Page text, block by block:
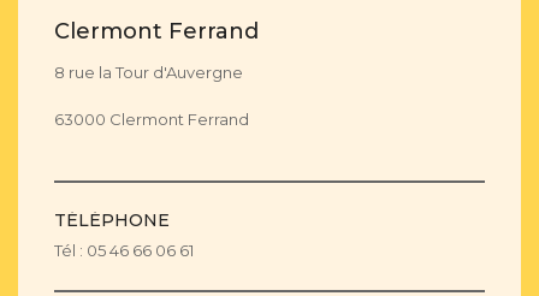
Clermont Ferrand
8 rue la Tour d'Auvergne
63000 Clermont Ferrand
TÉLÉPHONE
Tél : 05 46 66 06 61